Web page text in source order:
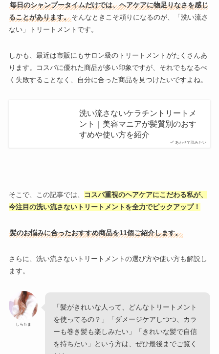
毎日のシャンプータイムだけでは、ヘアケアに物足りなさを感じ
ることがあります。そんなときこそ頼りになるのが、「洗い流さ
ない」トリートメントです。
しかも、最近は市販にもサロン級のトリートメントがたくさんあ
ります。コスパに優れた商品が多い印象ですが、それでもなるべ
く失敗することなく、自分に合った商品を見つけたいですよね。
あわせて読みたい
洗い流さないケラチントリートメ
ント｜美容マニアが髪質別のおす
すめや使い方を紹介
そこで、この記事では、
コスパ重視のヘアケアにこだわる私が、
今注目の洗い流さないトリートメントを全力でピックアップ！
髪のお悩みに合ったおすすめ商品を11個ご紹介します。
さらに、洗い流さないトリートメントの選び方や使い方も解説し
ます。
しらたま
「髪がきれいな人って、どんなトリートメント
を使ってるの？」「ダメージケアしつつ、カラ
ーも巻き髪も楽しみたい」「きれいな髪で自信
を持ちたい」という方は、ぜひ最後までご覧く